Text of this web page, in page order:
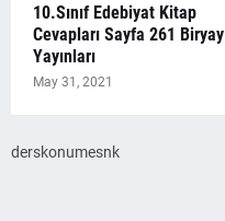
10.Sınıf Edebiyat Kitap
Cevapları Sayfa 261 Biryay
Yayınları
May 31, 2021
derskonumesnk